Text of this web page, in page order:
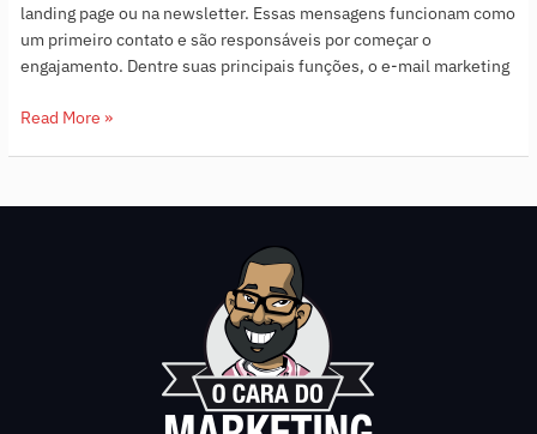
landing page ou na newsletter. Essas mensagens funcionam como
um primeiro contato e são responsáveis por começar o
engajamento. Dentre suas principais funções, o e-mail marketing
Read More »